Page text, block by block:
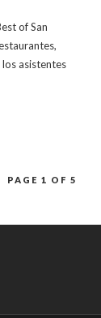
of San
asistentes
PAGE 1 OF 5